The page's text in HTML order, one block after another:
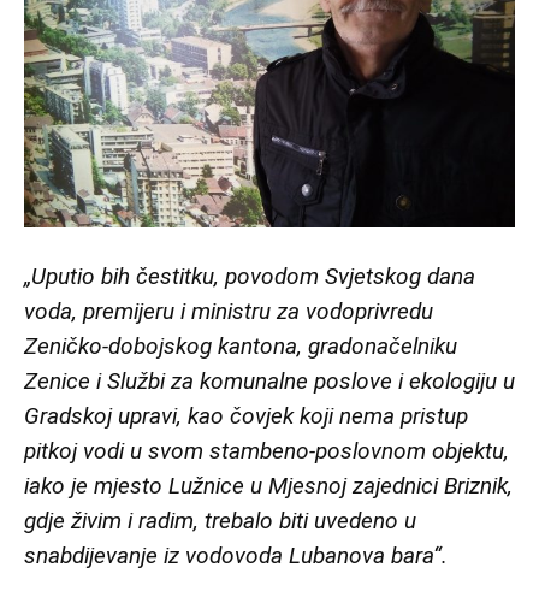
„Uputio bih čestitku, povodom Svjetskog dana
voda, premijeru i ministru za vodoprivredu
Zeničko-dobojskog kantona, gradonačelniku
Zenice i Službi za komunalne poslove i ekologiju u
Gradskoj upravi, kao čovjek koji nema pristup
pitkoj vodi u svom stambeno-poslovnom objektu,
iako je mjesto Lužnice u Mjesnoj zajednici Briznik,
gdje živim i radim, trebalo biti uvedeno u
snabdijevanje iz vodovoda Lubanova bara“.